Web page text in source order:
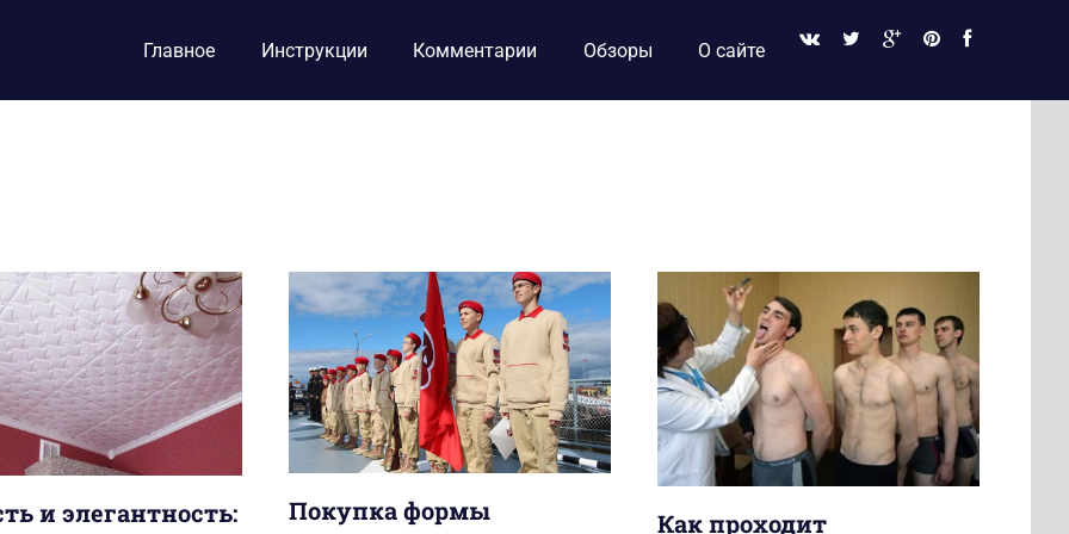
Главное Инструкции Комментарии Обзоры О сайте
и элегантность:
Покупка формы
Как проходит